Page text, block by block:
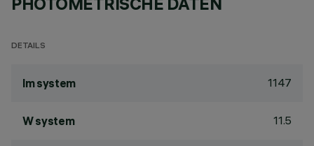
DETAILS
lm system 1147
W system 11.5